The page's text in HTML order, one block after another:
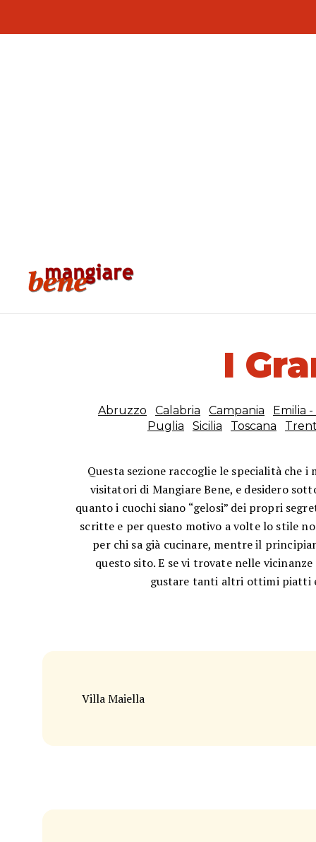
I
Abruzzo Calabria Campania Emilia
Puglia
Sicilia Toscana
Questa sezione raccoglie le specialità che
visitatori di Mangiare Bene, e desidero
quanto i cuochi siano “gelosi” dei propri
scritte e per questo motivo a volte lo stile
per chi sa già cucinare, mentre il
questo sito. E se vi trovate nelle
gustare tanti altri ottimi piatti
Villa Maiella